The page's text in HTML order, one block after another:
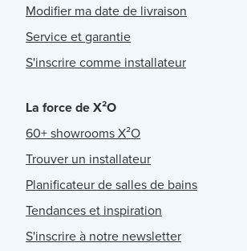
Modifier ma date de livraison
Service et garantie
S'inscrire comme installateur
La force de X²O
60+ showrooms X²O
Trouver un installateur
Planificateur de salles de bains
Tendances et inspiration
S'inscrire à notre newsletter